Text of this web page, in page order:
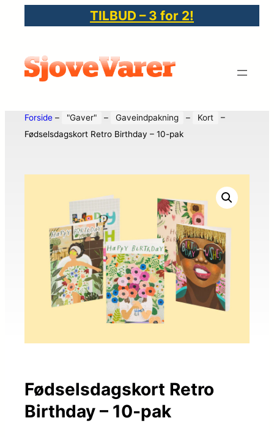
TILBUD – 3 for 2!
Forside – "Gaver" – Gaveindpakning – Kort
–
Fødselsdagskort Retro Birthday – 10-pak
Fødselsdagskort Retro
Birthday – 10-pak